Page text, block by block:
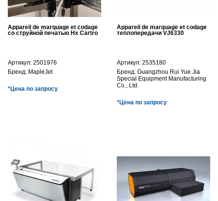
Appareil de marquage et codage
со струйной печатью Hx Cartro
Артикул: 2501976
Бренд: MapleJet
*Цена по запросу
Appareil de marquage et codage
теплопередачи VJ6330
Артикул: 2535180
Бренд: Guangzhou Rui Yue Jia
Special Equipment Manufacturing
Co., Ltd.
*Цена по запросу